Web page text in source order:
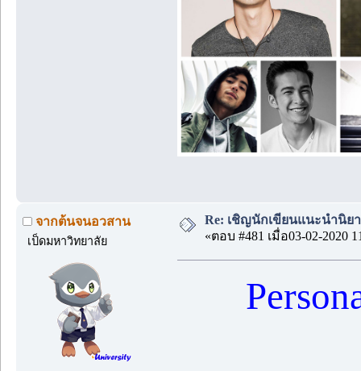
จากต้นจนอวสาน
เป็ดมหาวิทยาลัย
Re: เชิญนักเขียนแนะนำนิย
«ตอบ #481 เมื่อ03-02-2020